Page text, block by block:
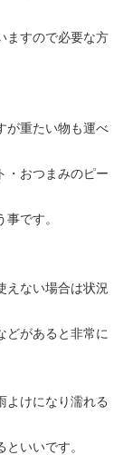
ますので必要な方
が重たい物も運べ
・おつまみのピー
です。
えない場合は状況
どがあると非常に
よけになり濡れる
いいです。